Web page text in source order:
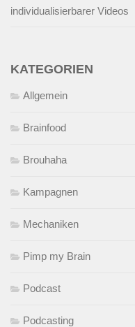
individualisierbarer Videos
KATEGORIEN
Allgemein
Brainfood
Brouhaha
Kampagnen
Mechaniken
Pimp my Brain
Podcast
Podcasting